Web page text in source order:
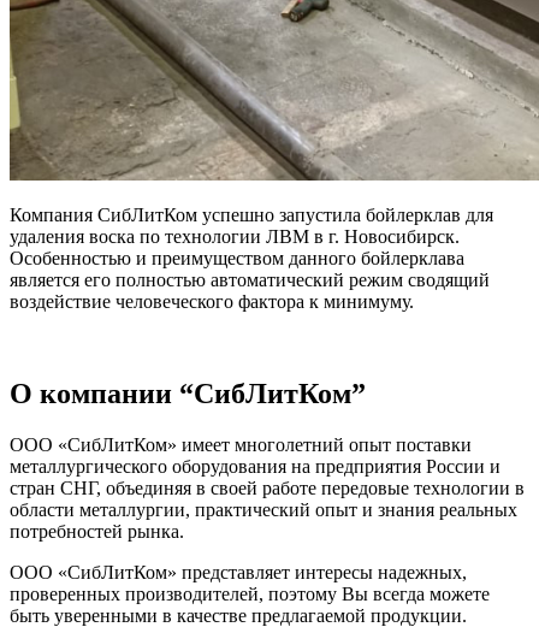
Компания СибЛитКом успешно запустила бойлерклав для
удаления воска по технологии ЛВМ в г. Новосибирск.
Особенностью и преимуществом данного бойлерклава
является его полностью автоматический режим сводящий
воздействие человеческого фактора к минимуму.
О компании “СибЛитКом”
ООО «СибЛитКом» имеет многолетний опыт поставки
металлургического оборудования на предприятия России и
стран СНГ, объединяя в своей работе передовые технологии в
области металлургии, практический опыт и знания реальных
потребностей рынка.
ООО «СибЛитКом» представляет интересы надежных,
проверенных производителей, поэтому Вы всегда можете
быть уверенными в качестве предлагаемой продукции.